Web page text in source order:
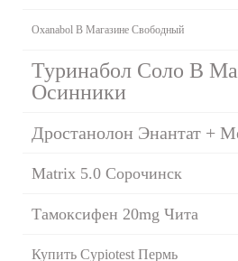
Oxanabol В Магазине Свободный
Туринабол Соло В
Осинники
Дростанолон Энантат +
Matrix 5.0 Сорочинск
Тамоксифен 20mg Чита
Купить Cypiotest Пермь